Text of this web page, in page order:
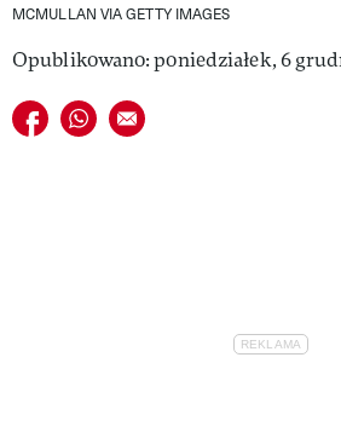
MCMULLAN VIA GETTY IMAGES
Opublikowano: poniedziałek, 6
Udostępnij na facebook
Udostępnij na whatsapp
E-mail do przyjaciela